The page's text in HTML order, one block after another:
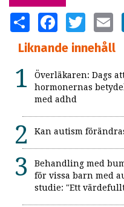
SHARE FACEBOOKTWITTER
Liknande innehåll
Överläkaren: Dags
hormonernas
med adhd
Kan autism
Behandling med
för vissa barn med
studie: "Ett